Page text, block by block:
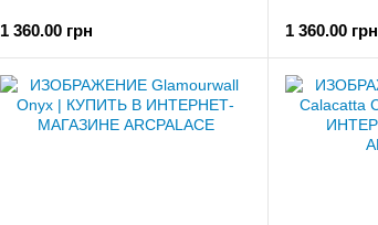
1 360.00 грн 1 360.00 грн